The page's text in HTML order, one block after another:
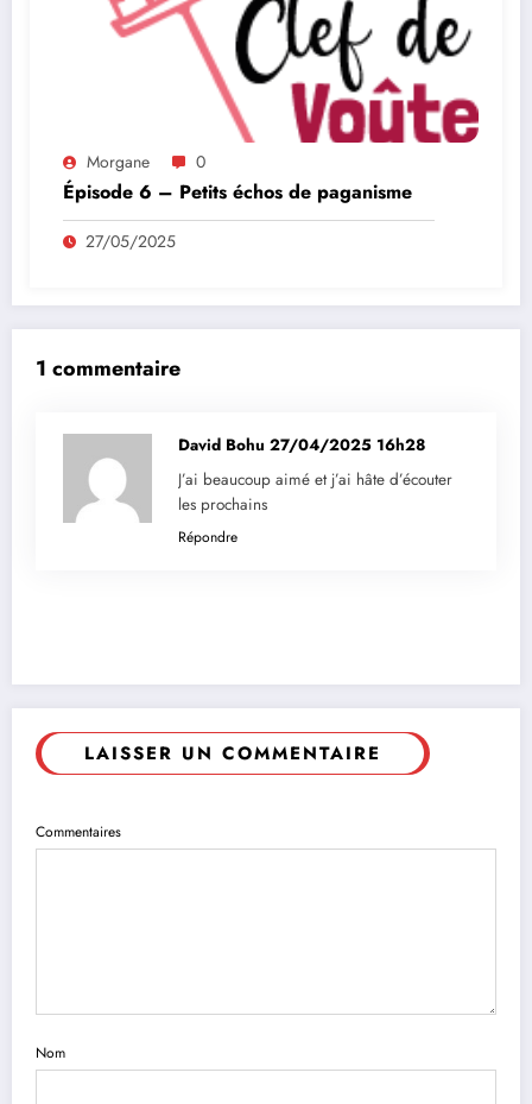
Morgane 0
Épisode 6 – Petits échos de paganisme
27/05/2025
1 commentaire
David Bohu 27/04/2025 16h28
J’ai beaucoup aimé et j’ai hâte d’écouter
les prochains
Répondre
LAISSER UN COMMENTAIRE
Commentaires
Nom